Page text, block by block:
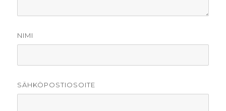
NIMI
SÄHKÖPOSTIOSOITE